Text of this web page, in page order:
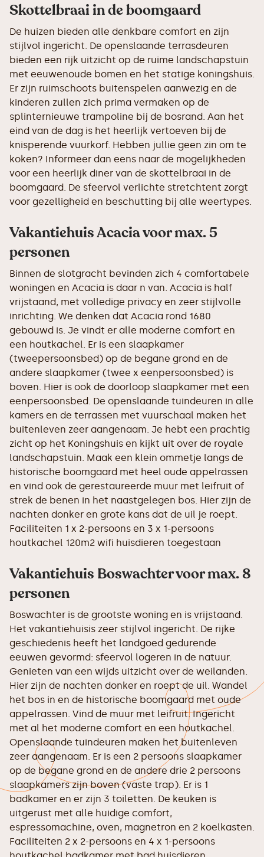
Skottelbraai in de boomgaard
De huizen bieden alle denkbare comfort en zijn
stijlvol ingericht. De openslaande terrasdeuren
bieden een rijk uitzicht op de ruime landschapstuin
met eeuwenoude bomen en het statige koningshuis.
Er zijn ruimschoots buitenspelen aanwezig en de
kinderen zullen zich prima vermaken op de
splinternieuwe trampoline bij de bosrand. Aan het
eind van de dag is het heerlijk vertoeven bij de
knisperende vuurkorf. Hebben jullie geen zin om te
koken? Informeer dan eens naar de mogelijkheden
voor een heerlijk diner van de skottelbraai in de
boomgaard. De sfeervol verlichte stretchtent zorgt
voor gezelligheid en beschutting bij alle weertypes.
Vakantiehuis Acacia voor max. 5
personen
Binnen de slotgracht bevinden zich 4 comfortabele
woningen en Acacia is daar n van. Acacia is half
vrijstaand, met volledige privacy en zeer stijlvolle
inrichting. We denken dat Acacia rond 1680
gebouwd is. Je vindt er alle moderne comfort en
een houtkachel. Er is een slaapkamer
(tweepersoonsbed) op de begane grond en de
andere slaapkamer (twee x eenpersoonsbed) is
boven. Hier is ook de doorloop slaapkamer met een
eenpersoonsbed. De openslaande tuindeuren in alle
kamers en de terrassen met vuurschaal maken het
buitenleven zeer aangenaam. Je hebt een prachtig
zicht op het Koningshuis en kijkt uit over de royale
landschapstuin. Maak een klein ommetje langs de
historische boomgaard met heel oude appelrassen
en vind ook de gerestaureerde muur met leifruit of
strek de benen in het naastgelegen bos. Hier zijn de
nachten donker en grote kans dat de uil je roept.
Faciliteiten 1 x 2-persoons en 3 x 1-persoons
houtkachel 120m2 wifi huisdieren toegestaan
Vakantiehuis Boswachter voor max. 8
personen
Boswachter is de grootste woning en is vrijstaand.
Het vakantiehuisis zeer stijlvol ingericht. De rijke
geschiedenis heeft het landgoed gedurende
eeuwen gevormd: sfeervol logeren in de natuur.
Genieten van een wijds uitzicht over de weilanden.
Hier zijn de nachten donker en roept de uil. Wandel
het bos in en de historische boomgaard met oude
appelrassen. Vind de muur met leifruit. Ingericht
met al het moderne comfort en een houtkachel.
Openslaande tuindeuren maken het buitenleven
zeer aangenaam. Er is een 2 persoons slaapkamer
op de begane grond en de andere drie 2 persoons
slaapkamers zijn boven (vaste trap). Er is 1
badkamer en er zijn 3 toiletten. De keuken is
uitgerust met alle huidige comfort,
espressomachine, oven, magnetron en 2 koelkasten.
Faciliteiten 2 x 2-persoons en 4 x 1-persoons